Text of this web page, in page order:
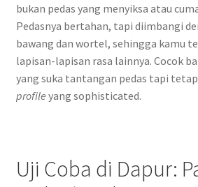
bukan pedas yang menyiksa atau
Pedasnya bertahan, tapi diimbangi
bawang dan wortel, sehingga kamu
lapisan-lapisan rasa lainnya. Cocok
yang suka tantangan pedas tapi
profile yang sophisticated.
Uji Coba di Dapur: